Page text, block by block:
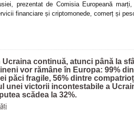
prezentat de Comisia Europeană
financiare și criptomonede, comerț și
continuă, atunci până la
vor rămâne în Europa: 99%
păci fragile, 56% dintre
unei victorii incontestabile a
scădea la 32%.